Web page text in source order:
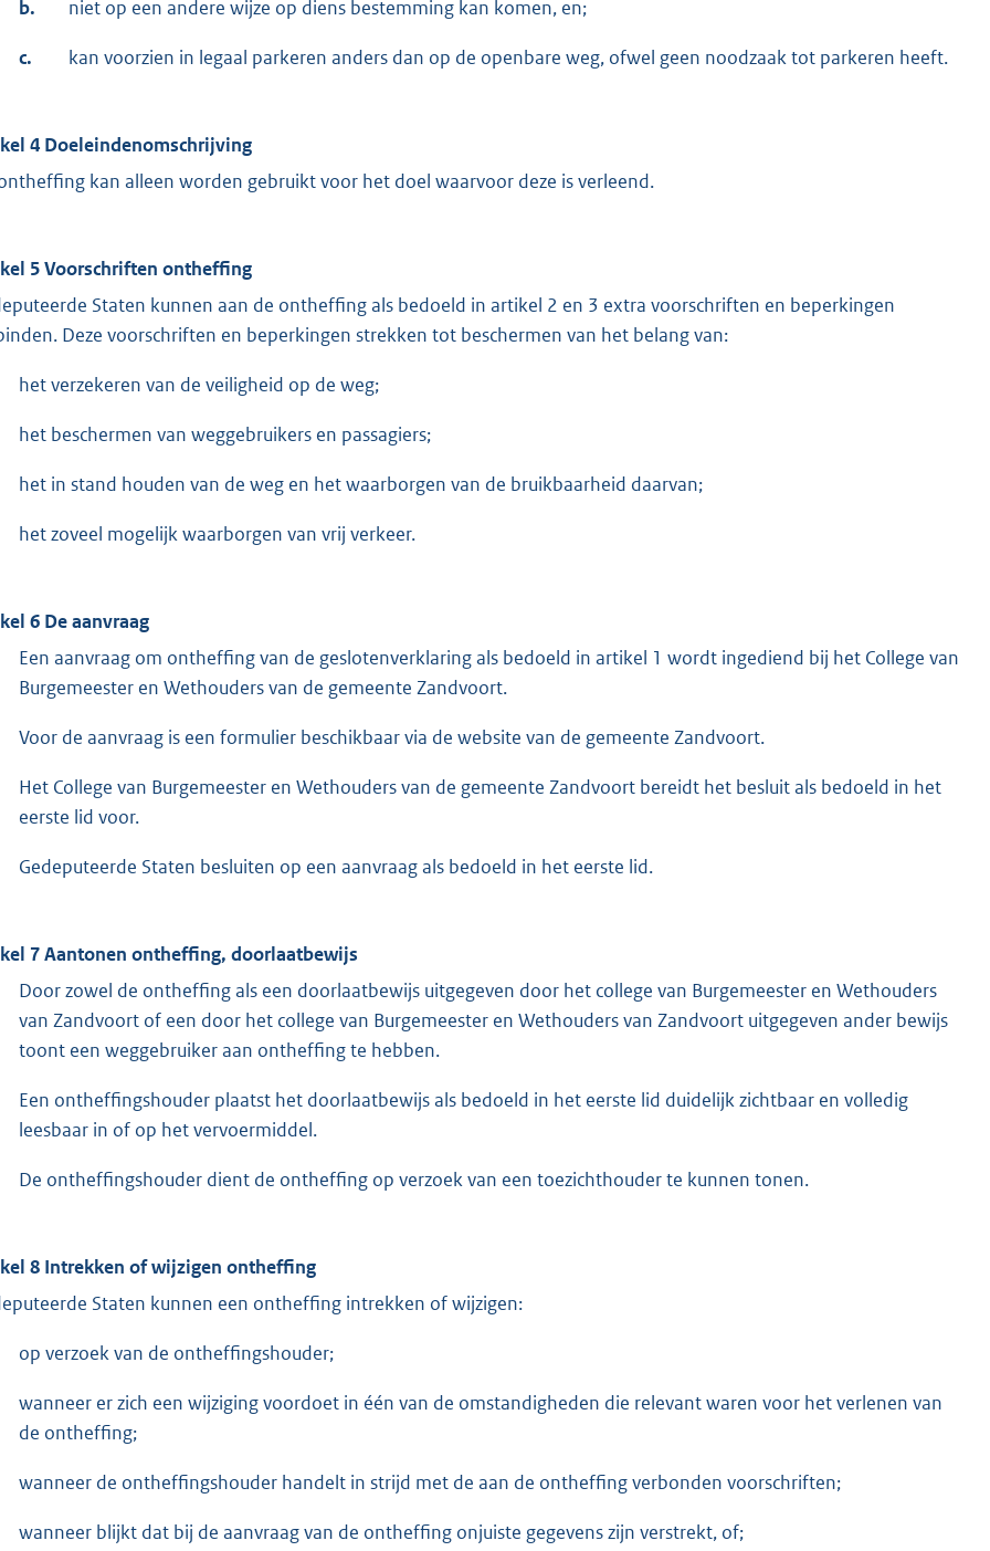
b. niet op een andere wijze op diens bestemming kan komen, en;
c. kan voorzien in legaal parkeren anders dan op de openbare weg, ofwel geen noodzaak tot parkeren heeft.
4 Doeleindenomschrijving
kan alleen worden gebruikt voor het doel waarvoor deze is verleend.
5 Voorschriften ontheffing
Staten kunnen aan de ontheffing als bedoeld in artikel 2 en 3 extra voorschriften en beperkingen
Deze voorschriften en beperkingen strekken tot beschermen van het belang van:
het verzekeren van de veiligheid op de weg;
het beschermen van weggebruikers en passagiers;
het in stand houden van de weg en het waarborgen van de bruikbaarheid daarvan;
het zoveel mogelijk waarborgen van vrij verkeer.
6 De aanvraag
Een aanvraag om ontheffing van de geslotenverklaring als bedoeld in artikel 1 wordt ingediend bij het College van
Burgemeester en Wethouders van de gemeente Zandvoort.
Voor de aanvraag is een formulier beschikbaar via de website van de gemeente Zandvoort.
Het College van Burgemeester en Wethouders van de gemeente Zandvoort bereidt het besluit als bedoeld in het
eerste lid voor.
Gedeputeerde Staten besluiten op een aanvraag als bedoeld in het eerste lid.
7 Aantonen ontheffing, doorlaatbewijs
Door zowel de ontheffing als een doorlaatbewijs uitgegeven door het college van Burgemeester en Wethouders
van Zandvoort of een door het college van Burgemeester en Wethouders van Zandvoort uitgegeven ander bewijs
toont een weggebruiker aan ontheffing te hebben.
Een ontheffingshouder plaatst het doorlaatbewijs als bedoeld in het eerste lid duidelijk zichtbaar en volledig
leesbaar in of op het vervoermiddel.
De ontheffingshouder dient de ontheffing op verzoek van een toezichthouder te kunnen tonen.
8 Intrekken of wijzigen ontheffing
Staten kunnen een ontheffing intrekken of wijzigen:
op verzoek van de ontheffingshouder;
wanneer er zich een wijziging voordoet in één van de omstandigheden die relevant waren voor het verlenen van
de ontheffing;
wanneer de ontheffingshouder handelt in strijd met de aan de ontheffing verbonden voorschriften;
wanneer blijkt dat bij de aanvraag van de ontheffing onjuiste gegevens zijn verstrekt, of;